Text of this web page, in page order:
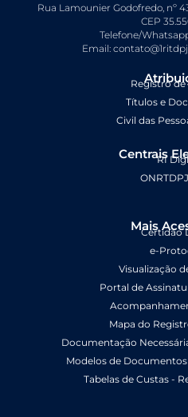
Rua Lamounier Godofredo, nº
CEP
Telefone/
Email:
Registro
Títulos e
Civil das
Centrais
RI
Mais
Certidão
e-
Visualização
Portal de
Mapa do
Documentação
Modelos de
Tabelas de Custas -